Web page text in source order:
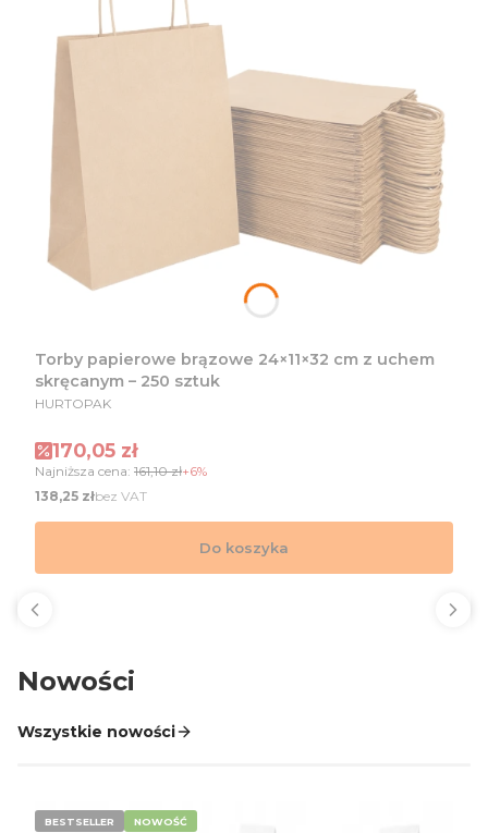
Torby papierowe brązowe 24×11×32 cm z uchem
skręcanym – 250 sztuk
PRODUCENT
HURTOPAK
Cena promocyjna
170,05 zł
Najniższa cena: 161,10 zł+6%
Cena
138,25 złbez VAT
Do koszyka
Nowości
Wszystkie nowości
BESTSELLER NOWOŚĆ